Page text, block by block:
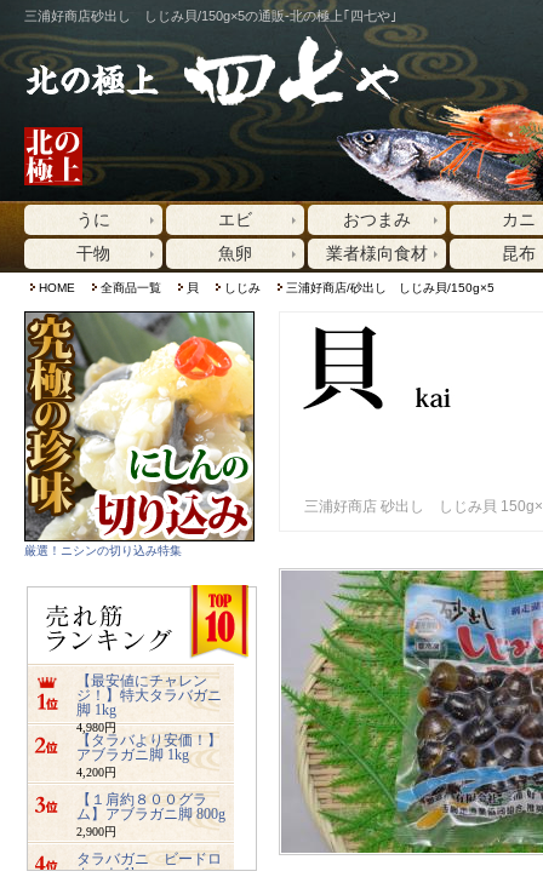
三浦好商店砂出し しじみ貝/150g×5の通販-北の極上｢四七や｣
うに エビ おつまみ
カニ
干物
魚卵 業者様向食材 昆布
HOME 全商品一覧 貝 しじみ 三浦好商店/砂出し しじみ貝/150g×5
三浦好商店 砂出し しじみ貝
厳選！ニシンの切り込み特集
【最安値にチャレン
ジ！】特大タラバガニ
脚 1kg
4,980円
【タラバより安価！】
アブラガニ脚 1kg
4,200円
【１肩約８００グラ
ム】アブラガニ脚 800g
2,900円
タラバガニ ビードロ
カット 1kg